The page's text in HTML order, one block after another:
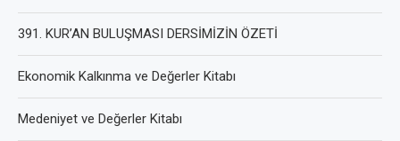
391. KUR’AN BULUŞMASI DERSİMİZİN ÖZETİ
Ekonomik Kalkınma ve Değerler Kitabı
Medeniyet ve Değerler Kitabı